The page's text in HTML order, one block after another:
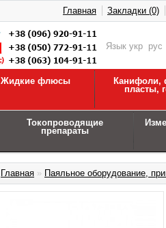
Язык укр рус
Главная Закладки (0)
Жидкие флюсы
Канифоли,
пласты,
Токопроводящие
препараты
Главная » Паяльное оборудование,